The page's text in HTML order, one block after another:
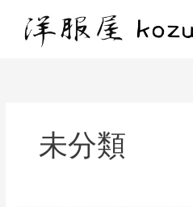
未分類